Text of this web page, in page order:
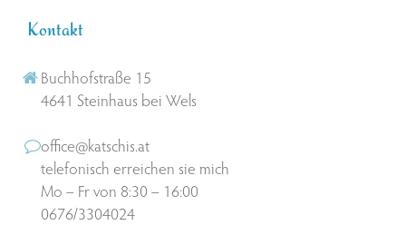
Kontakt
Buchhofstraße 15
4641 Steinhaus bei Wels
office@katschis.at
telefonisch erreichen sie mich
Mo – Fr von 8:30 – 16:00
0676/3304024